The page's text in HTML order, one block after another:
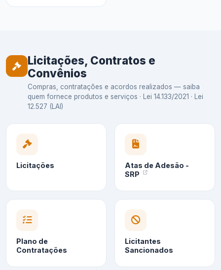
Licitações, Contratos e
Convênios
Compras, contratações e acordos realizados — saiba
quem fornece produtos e serviços · Lei 14.133/2021 · Lei
12.527 (LAI)
Licitações
Atas de Adesão -
SRP
Plano de
Contratações
Licitantes
Sancionados